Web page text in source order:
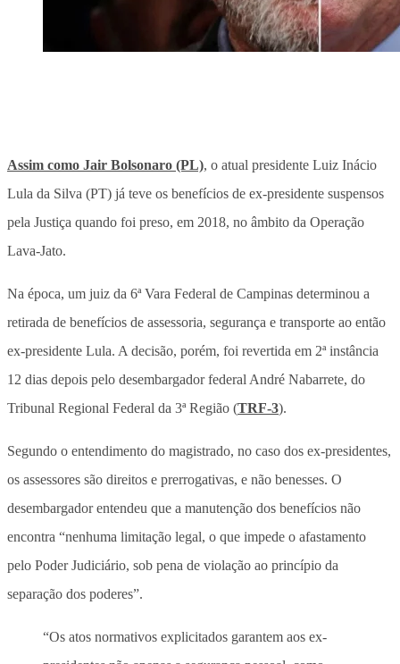
Assim como Jair Bolsonaro (PL), o atual presidente Luiz Inácio
Lula da Silva (PT) já teve os benefícios de ex-presidente suspensos
pela Justiça quando foi preso, em 2018, no âmbito da Operação
Lava-Jato.
Na época, um juiz da 6ª Vara Federal de Campinas determinou a
retirada de benefícios de assessoria, segurança e transporte ao então
ex-presidente Lula. A decisão, porém, foi revertida em 2ª instância
12 dias depois pelo desembargador federal André Nabarrete, do
Tribunal Regional Federal da 3ª Região (TRF-3).
Segundo o entendimento do magistrado, no caso dos ex-presidentes,
os assessores são direitos e prerrogativas, e não benesses. O
desembargador entendeu que a manutenção dos benefícios não
encontra “nenhuma limitação legal, o que impede o afastamento
pelo Poder Judiciário, sob pena de violação ao princípio da
separação dos poderes”.
“Os atos normativos explicitados garantem aos ex-